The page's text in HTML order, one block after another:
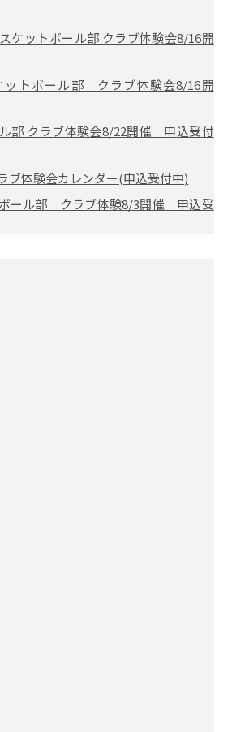
ケットボール部 クラブ体験会8/16開
ットボール部 クラブ体験会8/16開
部 クラブ体験会8/22開催 申込受付
体験会カレンダー(申込受付中)
ール部 クラブ体験8/3開催 申込受